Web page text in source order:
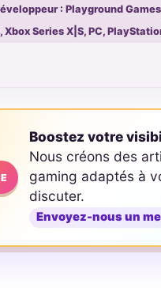
: Playground Games
Series X|S, PC,
Boostez votre
Nous créons des
gaming adaptés à
discuter.
Envoyez-nous un